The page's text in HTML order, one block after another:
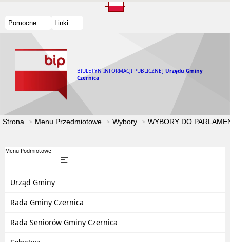
Pomocne Linki
BIULETYN INFORMACJI PUBLICZNEJ Urzędu Gminy
Czernica
Strona Menu Przedmiotowe Wybory WYBORY DO
Menu Podmiotowe
Urząd Gminy
Rada Gminy Czernica
Rada Seniorów Gminy Czernica